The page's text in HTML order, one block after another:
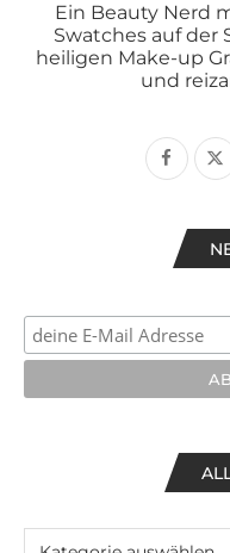
Ein Beauty Nerd
Swatches auf der
heiligen Make-up
und